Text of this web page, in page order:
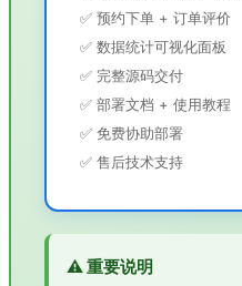
✅ 预约下单 + 订单评价
✅ 数据统计可视化面板
✅ 完整源码交付
✅ 部署文档 + 使用教程
✅ 免费协助部署
✅ 售后技术支持
⚠️ 重要说明